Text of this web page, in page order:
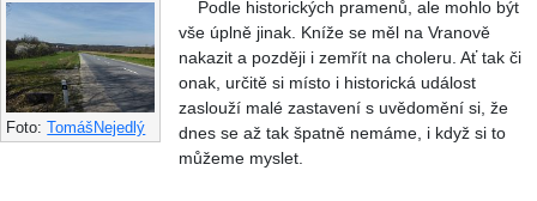
Foto:TomášNejedlý
Podle historických pramenů, ale mohlo být
vše úplně jinak. Kníže se měl na Vranově
nakazit a později i zemřít na choleru. Ať tak či
onak, určitě si místo i historická událost
zaslouží malé zastavení s uvědomění si, že
dnes se až tak špatně nemáme, i když si to
můžeme myslet.